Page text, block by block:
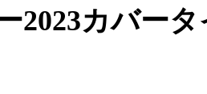
ファイル・
ホルダー用品
ン 2023カバー